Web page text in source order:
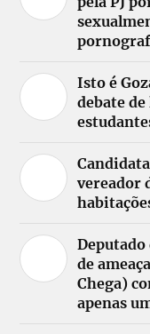
Isto é
debate
vereador
Deputado
de
Chega)
apenas